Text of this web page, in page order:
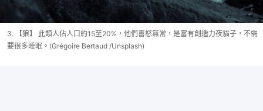
3. 【狼】 此類人佔人口約15至20%，他們喜怒無常，是富有創造力夜貓子，不需
要很多睡眠。(Grégoire Bertaud /Unsplash)